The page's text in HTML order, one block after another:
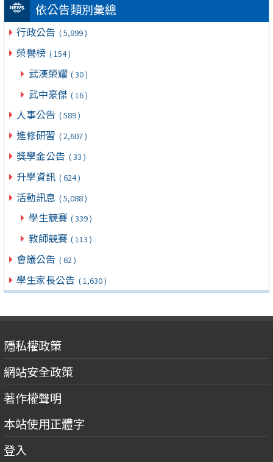
依公告類別彙總
行政公告 ( 5,899 )
榮譽榜 ( 154 )
武漢榮耀 ( 30 )
武中豪傑 ( 16 )
人事公告 ( 589 )
進修研習 ( 2,607 )
獎學金公告 ( 33 )
升學資訊 ( 624 )
活動訊息 ( 5,088 )
學生競賽 ( 339 )
教師競賽 ( 113 )
會議公告 ( 62 )
學生家長公告 ( 1,630 )
隱私權政策
網站安全政策
著作權聲明
本站使用正體字
登入